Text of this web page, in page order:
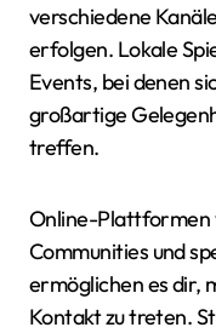
verschiedene
erfolgen. Lokale
Events, bei denen
großartige
treffen.
Online-Plattformen
Communities und
ermöglichen es dir,
Kontakt zu treten.